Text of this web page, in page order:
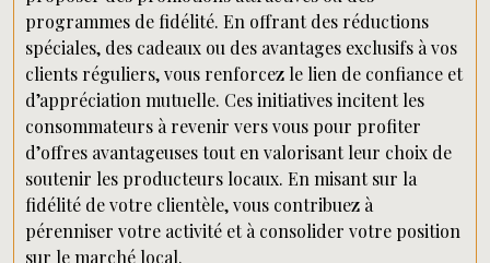
programmes de fidélité. En offrant des réductions
spéciales, des cadeaux ou des avantages exclusifs à vos
clients réguliers, vous renforcez le lien de confiance et
d’appréciation mutuelle. Ces initiatives incitent les
consommateurs à revenir vers vous pour profiter
d’offres avantageuses tout en valorisant leur choix de
soutenir les producteurs locaux. En misant sur la
fidélité de votre clientèle, vous contribuez à
pérenniser votre activité et à consolider votre position
sur le marché local.